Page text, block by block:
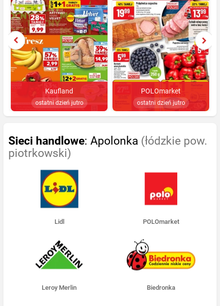
Kaufland
ostatni dzień jutro
POLOmarket
ostatni dzień jutro
Sieci handlowe: Apolonka (łódzkie pow.
piotrkowski)
Lidl POLOmarket
Leroy Merlin Biedronka